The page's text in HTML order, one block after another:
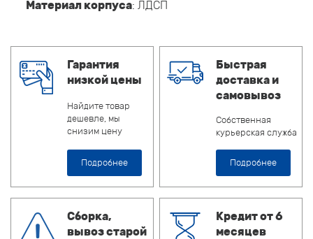
Материал корпуса: ЛДСП
Гарантия
низкой цены
Найдите товар
дешевле, мы
снизим цену
Подробнее
Быстрая
доставка и
самовывоз
Собственная
курьерская служба
Подробнее
Сборка,
вывоз старой
Кредит от 6
месяцев